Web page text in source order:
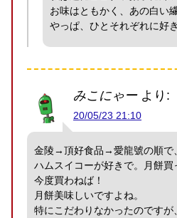
お味はともかく、あの白い
やっぱ、ひとそれぞれに好
みこにゃー より:
20/05/23 21:10
金陵→頂好食品→愛龍號の順で
ハムスイコーが好きで。月餅買
今度買わねば！
月餅美味しいですよね。
特にこだわりなかったのですが